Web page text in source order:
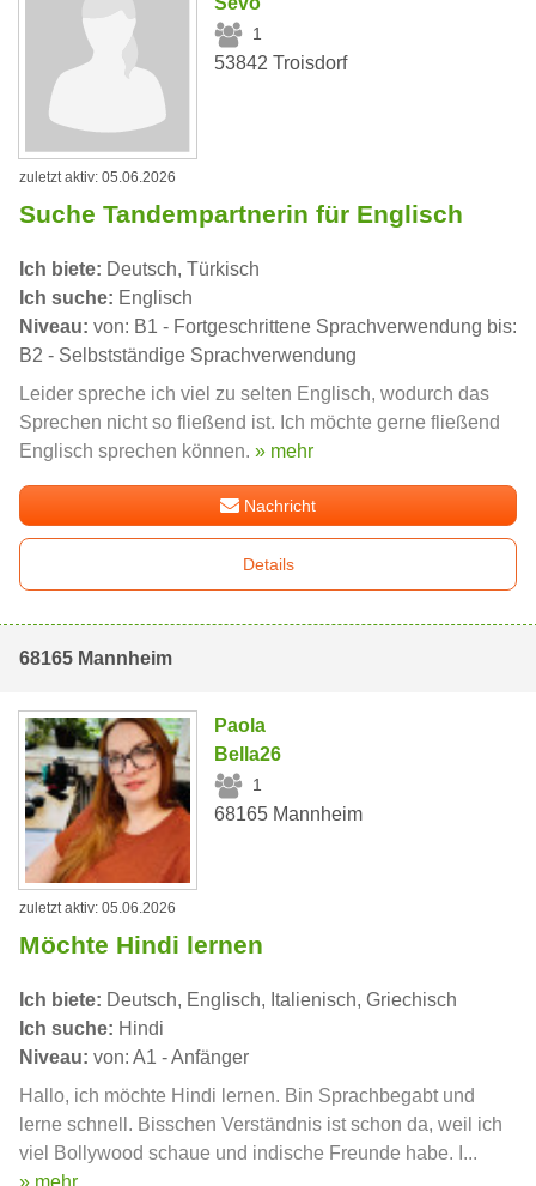
1
53842 Troisdorf
zuletzt aktiv: 05.06.2026
Suche Tandempartnerin für Englisch
Ich biete: Deutsch, Türkisch
Ich suche: Englisch
Niveau: von: B1 - Fortgeschrittene Sprachverwendung bis:
B2 - Selbstständige Sprachverwendung
Leider spreche ich viel zu selten Englisch, wodurch das
Sprechen nicht so fließend ist. Ich möchte gerne fließend
Englisch sprechen können. » mehr
Nachricht
Details
68165 Mannheim
Paola
Bella26
1
68165 Mannheim
zuletzt aktiv: 05.06.2026
Möchte Hindi lernen
Ich biete: Deutsch, Englisch, Italienisch, Griechisch
Ich suche: Hindi
Niveau: von: A1 - Anfänger
Hallo, ich möchte Hindi lernen. Bin Sprachbegabt und
lerne schnell. Bisschen Verständnis ist schon da, weil ich
viel Bollywood schaue und indische Freunde habe. I...